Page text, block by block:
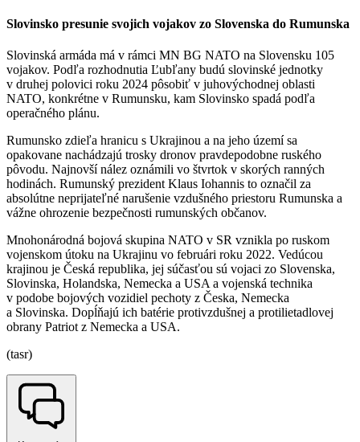
Slovinsko presunie svojich vojakov zo Slovenska do Rumunska
Slovinská armáda má v rámci MN BG NATO na Slovensku 105
vojakov. Podľa rozhodnutia Ľubľany budú slovinské jednotky
v druhej polovici roku 2024 pôsobiť v juhovýchodnej oblasti
NATO, konkrétne v Rumunsku, kam Slovinsko spadá podľa
operačného plánu.
Rumunsko zdieľa hranicu s Ukrajinou a na jeho území sa
opakovane nachádzajú trosky dronov pravdepodobne ruského
pôvodu. Najnovší nález oznámili vo štvrtok v skorých ranných
hodinách. Rumunský prezident Klaus Iohannis to označil za
absolútne neprijateľné narušenie vzdušného priestoru Rumunska a
vážne ohrozenie bezpečnosti rumunských občanov.
Mnohonárodná bojová skupina NATO v SR vznikla po ruskom
vojenskom útoku na Ukrajinu vo februári roku 2022. Vedúcou
krajinou je Česká republika, jej súčasťou sú vojaci zo Slovenska,
Slovinska, Holandska, Nemecka a USA a vojenská technika
v podobe bojových vozidiel pechoty z Česka, Nemecka
a Slovinska. Dopĺňajú ich batérie protivzdušnej a protilietadlovej
obrany Patriot z Nemecka a USA.
(tasr)